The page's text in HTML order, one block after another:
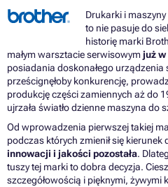
Drukarki i
to nie pasuje do
historię marki
małym warsztacie serwisowymjuż w
posiadania doskonałego
prześcignęłoby konkurencję,
produkcję części zamiennych aż do
ujrzała światło dzienne maszyna do
Od wprowadzenia pierwszej takiej
podczas których zmienił się kierunek
innowacji i jakości pozostała.
tuszy tej marki to dobra decyzja.
szczegółowością i pięknymi, żywymi